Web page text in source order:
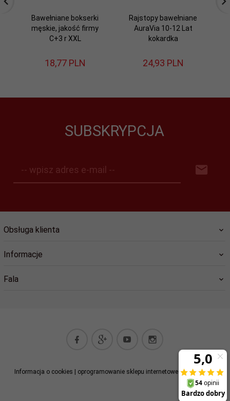
Bawełniane bokserki
męskie, jakość firmy
C+3 r XXL
18,77 PLN
Rajstopy bawełniane
AuraVia 10-12 Lat
kokardka
24,93 PLN
SUBSKRYPCJA
-- wpisz adres e-mail --
Obsługa klienta
Informacje
Fala
Informacja o cookies | oprogramowanie sklepu internetowegoRedCart.pl